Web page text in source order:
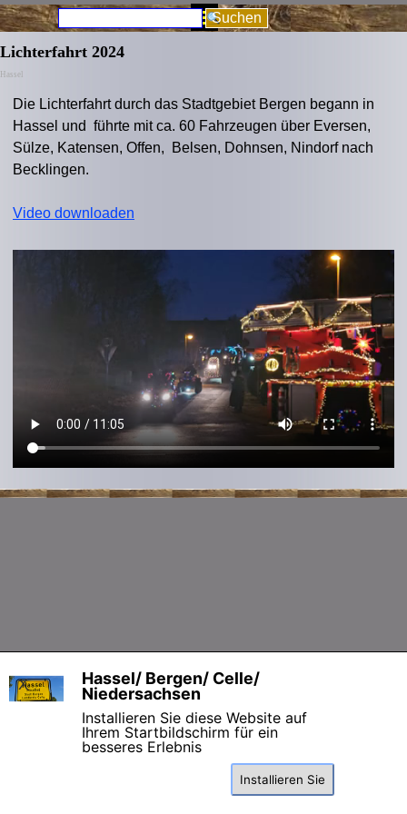
Direkt zum SeiteninhaltMenü überspringen
Suchen
Lichterfahrt 2024
Hassel
Die Lichterfahrt durch das Stadtgebiet Bergen begann in
Hassel und führte mit ca. 60 Fahrzeugen über Eversen,
Sülze, Katensen, Offen, Belsen, Dohnsen, Nindorf nach
Becklingen.
Video downloaden
Hassel/ Bergen/ Celle/
Niedersachsen
Installieren Sie diese Website auf
Ihrem Startbildschirm für ein
besseres Erlebnis
Installieren Sie
X